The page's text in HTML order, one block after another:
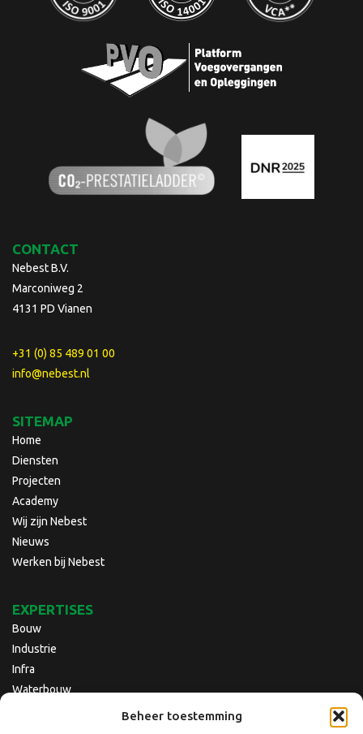
Beheer toestemming
CONTACT
Nebest B.V.
Marconiweg 2
4131 PD Vianen
+31 (0) 85 489 01 00
info@nebest.nl
SITEMAP
Home
Diensten
Projecten
Academy
Wij zijn Nebest
Nieuws
Werken bij Nebest
EXPERTISES
Bouw
Industrie
Infra
Waterbouw